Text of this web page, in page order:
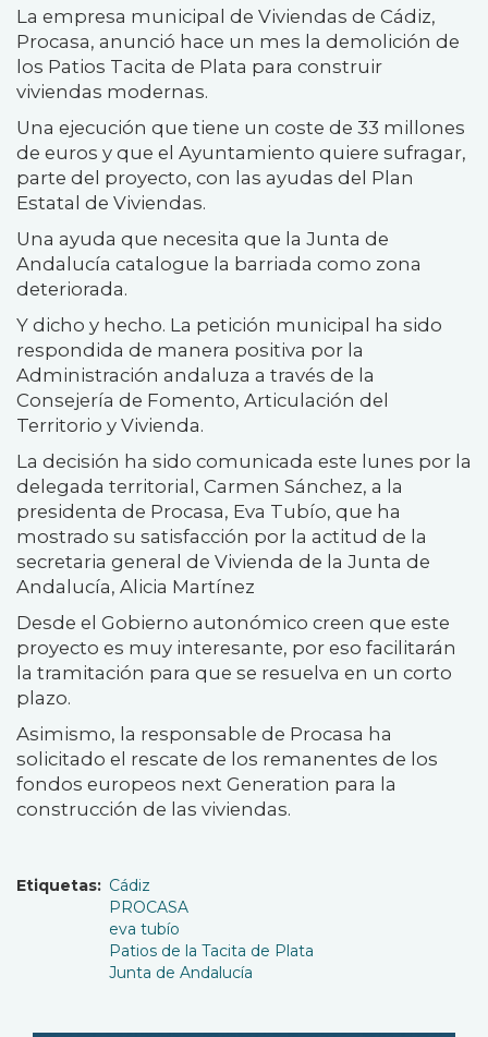
La empresa municipal de Viviendas de Cádiz,
Procasa, anunció hace un mes la demolición de
los Patios Tacita de Plata para construir
viviendas modernas.
Una ejecución que tiene un coste de 33 millones
de euros y que el Ayuntamiento quiere sufragar,
parte del proyecto, con las ayudas del Plan
Estatal de Viviendas.
Una ayuda que necesita que la Junta de
Andalucía catalogue la barriada como zona
deteriorada.
Y dicho y hecho. La petición municipal ha sido
respondida de manera positiva por la
Administración andaluza a través de la
Consejería de Fomento, Articulación del
Territorio y Vivienda.
La decisión ha sido comunicada este lunes por la
delegada territorial, Carmen Sánchez, a la
presidenta de Procasa, Eva Tubío, que ha
mostrado su satisfacción por la actitud de la
secretaria general de Vivienda de la Junta de
Andalucía, Alicia Martínez
Desde el Gobierno autonómico creen que este
proyecto es muy interesante, por eso facilitarán
la tramitación para que se resuelva en un corto
plazo.
Asimismo, la responsable de Procasa ha
solicitado el rescate de los remanentes de los
fondos europeos next Generation para la
construcción de las viviendas.
Etiquetas
Cádiz
PROCASA
eva tubío
Patios de la Tacita de Plata
Junta de Andalucía